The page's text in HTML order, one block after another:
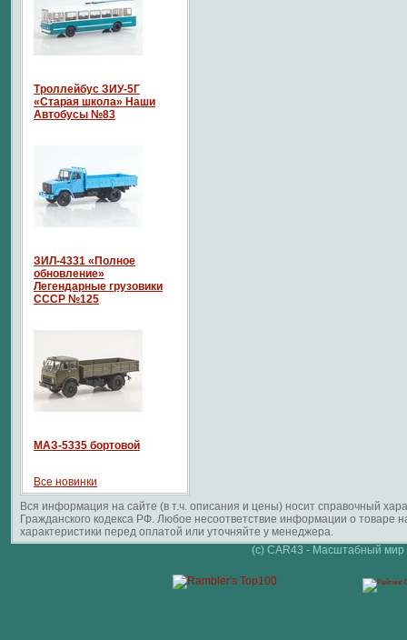
Троллейбус ЗИУ-5Г
«Старая школа» Наши
Автобусы №83
ЗИЛ-4331 «Полное
обновление»
Легендарные грузовики
СССР №125
МАЗ-5335 бортовой
Все новинки
Вся информация на сайте (в т.ч. описания и цены) носит справочный
Гражданского кодекса РФ. Любое несоответствие информации о
характеристики перед оплатой или уточняйте у менеджера.
(c) CAR43 - Масштабный мир